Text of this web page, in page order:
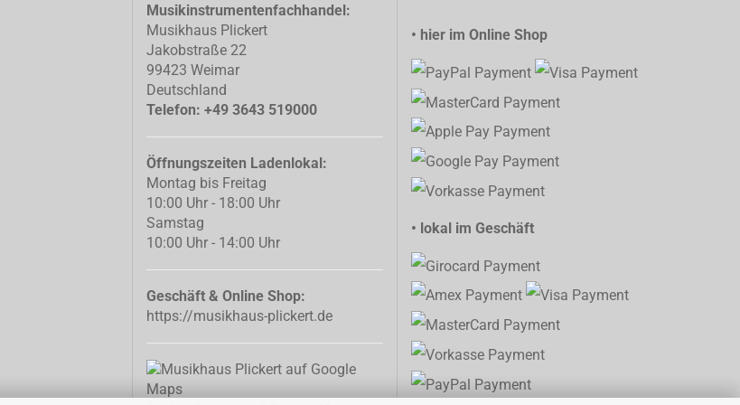
Musikinstrumentenfachhandel:
Musikhaus Plickert
Jakobstraße 22
99423 Weimar
Deutschland
Telefon: +49 3643 519000
Öffnungszeiten Ladenlokal:
Montag bis Freitag
10:00 Uhr - 18:00 Uhr
Samstag
10:00 Uhr - 14:00 Uhr
Geschäft & Online Shop:
https://musikhaus-plickert.de
• hier im Online Shop
• lokal im Geschäft